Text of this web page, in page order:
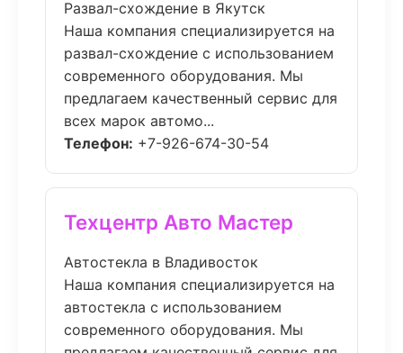
Развал-схождение в Якутск
Наша компания специализируется на
развал-схождение с использованием
современного оборудования. Мы
предлагаем качественный сервис для
всех марок автомо...
Телефон: +7-926-674-30-54
Техцентр Авто Мастер
Автостекла в Владивосток
Наша компания специализируется на
автостекла с использованием
современного оборудования. Мы